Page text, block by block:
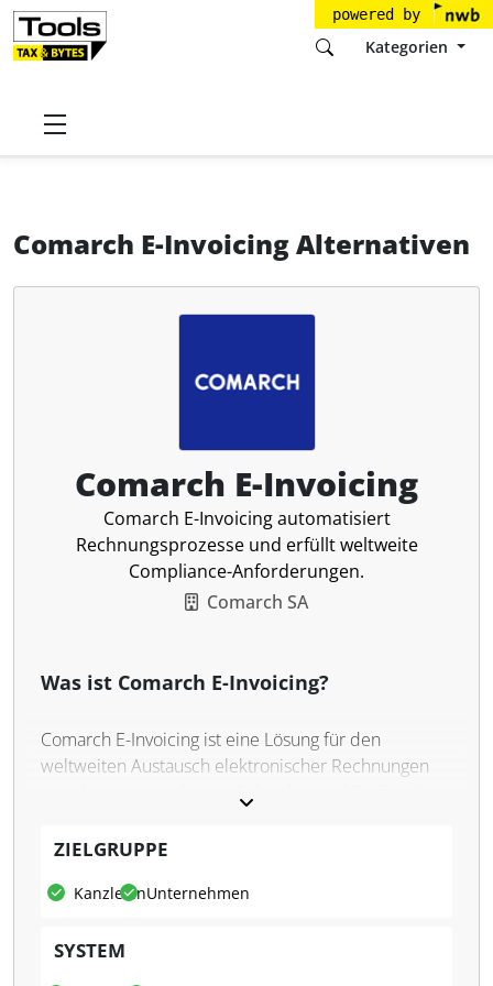
powered by
Kategorien
Startseite
Comarch E-Invoicing Alternativen
Comarch E-Invoicing
Comarch E-Invoicing automatisiert
Rechnungsprozesse und erfüllt weltweite
Compliance-Anforderungen.
Comarch SA
Was ist Comarch E-Invoicing?
Comarch E-Invoicing ist eine Lösung für den
weltweiten Austausch elektronischer Rechnungen
digitalen Verarbeitung von Eingangs- und
rechtskonforme Übermittlung gemäß den
der Anbindung an nationale Plattformen bietet die
ZIELGRUPPE
KanzleienUnternehmen
SYSTEM